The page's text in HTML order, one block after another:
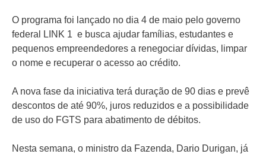
O programa foi lançado no dia 4 de maio pelo governo
federal LINK 1 e busca ajudar famílias, estudantes e
pequenos empreendedores a renegociar dívidas, limpar
o nome e recuperar o acesso ao crédito.
A nova fase da iniciativa terá duração de 90 dias e prevê
descontos de até 90%, juros reduzidos e a possibilidade
de uso do FGTS para abatimento de débitos.
Nesta semana, o ministro da Fazenda, Dario Durigan, já